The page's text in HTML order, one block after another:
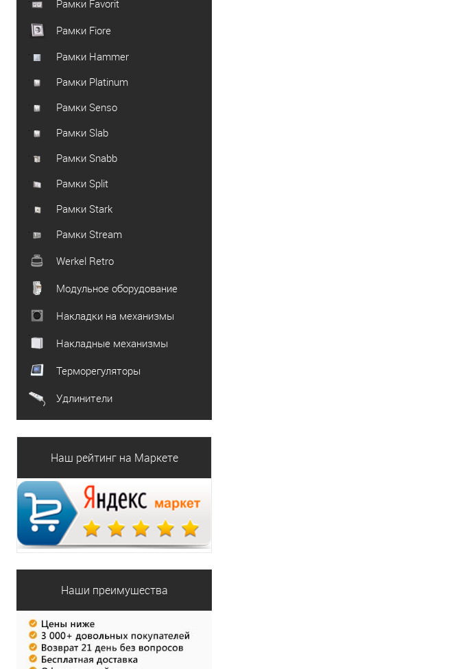
Рамки Favorit
Рамки Fiore
Рамки Hammer
Рамки Platinum
Рамки Senso
Рамки Slab
Рамки Snabb
Рамки Split
Рамки Stark
Рамки Stream
Werkel Retro
Модульное оборудование
Накладки на механизмы
Накладные механизмы
Терморегуляторы
Удлинители
Наш рейтинг на Маркете
Наши преимущества